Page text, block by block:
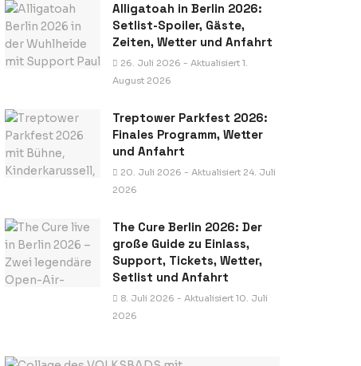
Alligatoah in Berlin 2026:
Setlist-Spoiler, Gäste,
Zeiten, Wetter und Anfahrt
26. Juli 2026 - Aktualisiert 1.
August 2026
Treptower Parkfest 2026:
Finales Programm, Wetter
und Anfahrt
20. Juli 2026 - Aktualisiert 24. Juli
2026
The Cure Berlin 2026: Der
große Guide zu Einlass,
Support, Tickets, Wetter,
Setlist und Anfahrt
8. Juli 2026 - Aktualisiert 10. Juli
2026